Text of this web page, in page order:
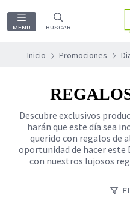
MENU BUSCAR
Inicio Promociones
Descubre exclusivos
harán que este día sea
querido con regalos de
oportunidad de hacer este
con nuestros lujosos